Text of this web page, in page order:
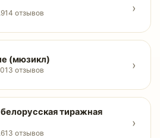
14 отзывов ›
(мюзикл)
13 отзывов ›
тиражная
13 отзывов
›